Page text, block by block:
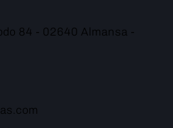
84 - 02640 Almansa -